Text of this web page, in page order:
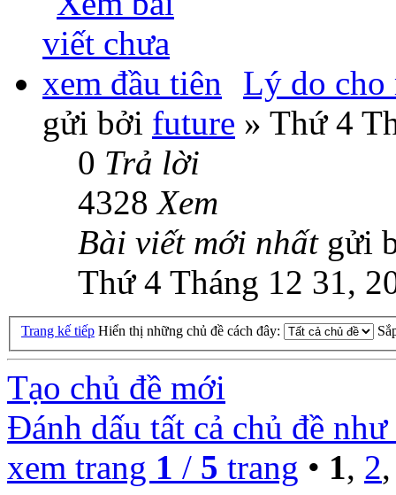
Lý do
gửi bởi future » Thứ 4
0 Trả lời
4328Xem
Bài viết mới nhất gửi
Thứ 4 Tháng 12 31,
Trang kế tiếp Hiển thị những chủ đề cách đây:
Tạo chủ đề mới
Đánh dấu tất cả chủ đề
xem trang 1 / 5 trang • 1, 2